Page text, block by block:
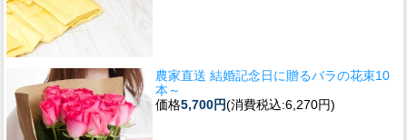
農家直送 結婚記念日に贈るバラの花束10
本～
価格5,700円(消費税込:6,270円)